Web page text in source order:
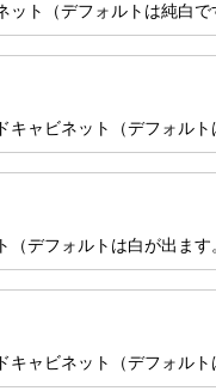
ット（デフォルトは純白で
キャビネット（デフォル
（デフォルトは白が出ます
キャビネット（デフォル